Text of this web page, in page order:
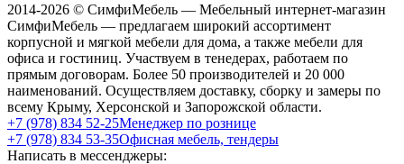
2014-2026 © СимфиМебель — Мебельный интернет-магазин
СимфиМебель — предлагаем широкий ассортимент
корпусной и мягкой мебели для дома, а также мебели для
офиса и гостиниц. Участвуем в тенедерах, работаем по
прямым договорам. Более 50 производителей и 20 000
наименований. Осуществляем доставку, сборку и замеры по
всему Крыму, Херсонской и Запорожской области.
+7 (978) 834 52-25Менеджер по рознице
+7 (978) 834 53-35Офисная мебель, тендеры
Написать в мессенджеры: